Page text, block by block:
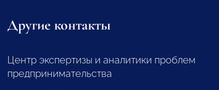
Другие контакты
Центр экспертизы и аналитики проблем
предпринимательства